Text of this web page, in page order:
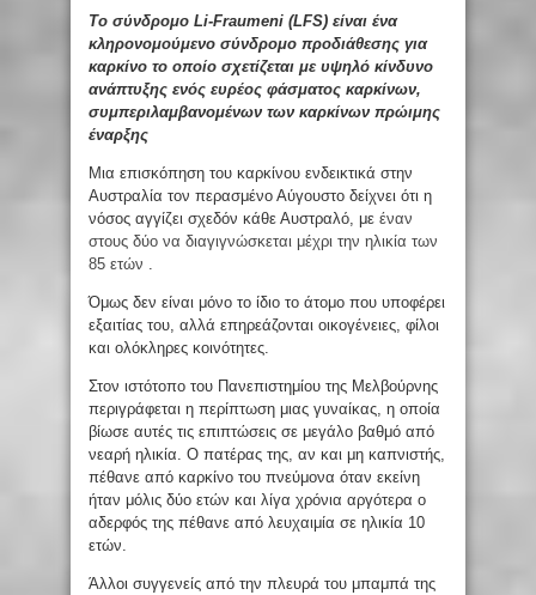
Το σύνδρομο Li-Fraumeni (LFS) είναι ένα
κληρονομούμενο σύνδρομο προδιάθεσης για
καρκίνο το οποίο σχετίζεται με υψηλό κίνδυνο
ανάπτυξης ενός ευρέος φάσματος καρκίνων,
συμπεριλαμβανομένων των καρκίνων πρώιμης
έναρξης
Μια επισκόπηση του καρκίνου ενδεικτικά στην
Αυστραλία τον περασμένο Αύγουστο δείχνει ότι η
νόσος αγγίζει σχεδόν κάθε Αυστραλό, με έναν
στους δύο να διαγιγνώσκεται μέχρι την ηλικία των
85 ετών
Όμως δεν είναι μόνο το ίδιο το άτομο που υποφέρει
εξαιτίας του, αλλά επηρεάζονται οικογένειες, φίλοι
και ολόκληρες κοινότητες.
Στον ιστότοπο του Πανεπιστημίου της Μελβούρνης
περιγράφεται η περίπτωση μιας γυναίκας, η οποία
βίωσε αυτές τις επιπτώσεις σε μεγάλο βαθμό από
νεαρή ηλικία. Ο πατέρας της, αν και μη καπνιστής,
πέθανε από καρκίνο του πνεύμονα όταν εκείνη
ήταν μόλις δύο ετών και λίγα χρόνια αργότερα ο
αδερφός της πέθανε από λευχαιμία σε ηλικία 10
ετών.
Άλλοι συγγενείς από την πλευρά του μπαμπά της